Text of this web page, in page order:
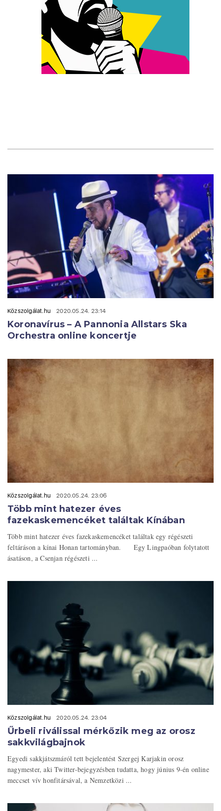
Közszolgálat.hu 2020.05.24. 23:14
Koronavírus – A Pannonia Allstars Ska
Orchestra online koncertje
Közszolgálat.hu 2020.05.24. 23:06
Több mint hatezer éves
fazekaskemencéket találtak Kínában
Több mint hatezer éves fazekaskemencéket találtak egy régészeti
feltáráson a kínai Honan tartományban. Egy Lingpaóban folytatott
ásatáson, a Csenjan régészeti ...
Közszolgálat.hu 2020.05.24. 23:04
Űrbeli riválissal mérkőzik meg az orosz
sakkvilágbajnok
Egyedi sakkjátszmáról tett bejelentést Szergej Karjakin orosz
nagymester, aki Twitter-bejegyzésben tudatta, hogy június 9-én online
meccset vív honfitársával, a Nemzetközi ...